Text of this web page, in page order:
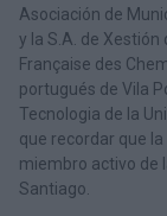
Asociación de
y la S.A. de
Française des
portugués de Vila
Tecnologia de la
que recordar que
miembro activo de
Santiago.